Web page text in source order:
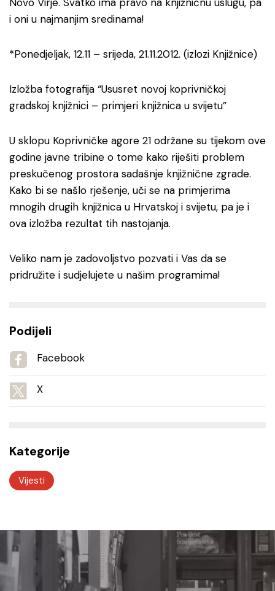
i oni u najmanjim sredinama!
*Ponedjeljak, 12.11 – srijeda, 21.11.2012. (izlozi Knjižnice)
Izložba fotografija “Ususret novoj koprivničkoj
gradskoj knjižnici – primjeri knjižnica u svijetu”
U sklopu Koprivničke agore 21 održane su tijekom ove
godine javne tribine o tome kako riješiti problem
preskučenog prostora sadašnje knjižnične zgrade.
Kako bi se našlo rješenje, uči se na primjerima
mnogih drugih knjižnica u Hrvatskoj i svijetu, pa je i
ova izložba rezultat tih nastojanja.
Veliko nam je zadovoljstvo pozvati i Vas da se
pridružite i sudjelujete u našim programima!
Podijeli
Facebook
X
Kategorije
Vijesti